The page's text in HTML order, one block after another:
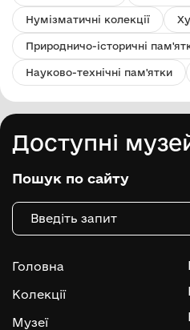
Нумізматичні колекції
Природничо-історичні
Науково-технічні пам'ятки
Доступні
Пошук по сайту
Головна
Колекції
Музеї